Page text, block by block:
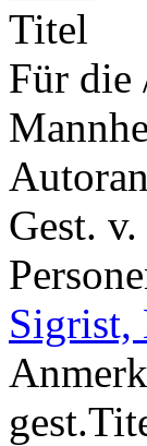
Titel
Für die
Gest.
Sigrist,